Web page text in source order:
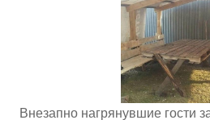
Внезапно нагрянувшие гости